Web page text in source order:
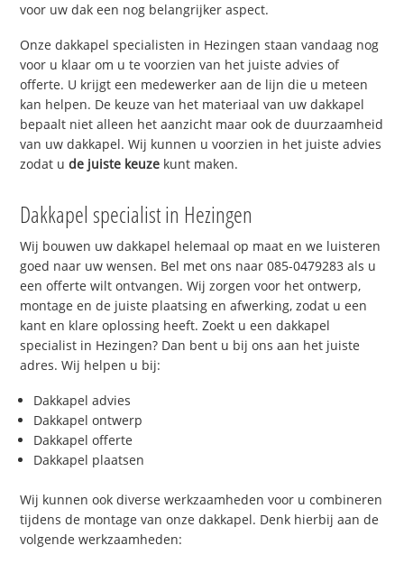
voor uw dak een nog belangrijker aspect.
Onze dakkapel specialisten in Hezingen staan vandaag nog
voor u klaar om u te voorzien van het juiste advies of
offerte. U krijgt een medewerker aan de lijn die u meteen
kan helpen. De keuze van het materiaal van uw dakkapel
bepaalt niet alleen het aanzicht maar ook de duurzaamheid
van uw dakkapel. Wij kunnen u voorzien in het juiste advies
zodat ude juiste keuze kunt maken.
Dakkapel specialist in Hezingen
Wij bouwen uw dakkapel helemaal op maat en we luisteren
goed naar uw wensen. Bel met ons naar 085-0479283 als u
een offerte wilt ontvangen. Wij zorgen voor het ontwerp,
montage en de juiste plaatsing en afwerking, zodat u een
kant en klare oplossing heeft. Zoekt u een dakkapel
specialist in Hezingen? Dan bent u bij ons aan het juiste
adres. Wij helpen u bij:
Dakkapel advies
Dakkapel ontwerp
Dakkapel offerte
Dakkapel plaatsen
Wij kunnen ook diverse werkzaamheden voor u combineren
tijdens de montage van onze dakkapel. Denk hierbij aan de
volgende werkzaamheden: